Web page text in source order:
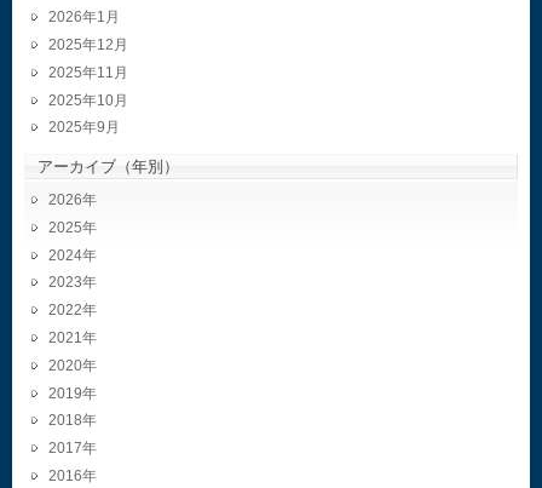
2026年1月
2025年12月
2025年11月
2025年10月
2025年9月
アーカイブ（年別）
2026
2025
2024
2023
2022
2021
2020
2019
2018
2017
2016